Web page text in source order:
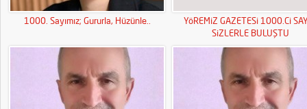
1000. Sayımız; Gururla, Hüzünle..
YöREMiZ GAZETESi 1000.Ci
SiZLERLE BULUŞTU